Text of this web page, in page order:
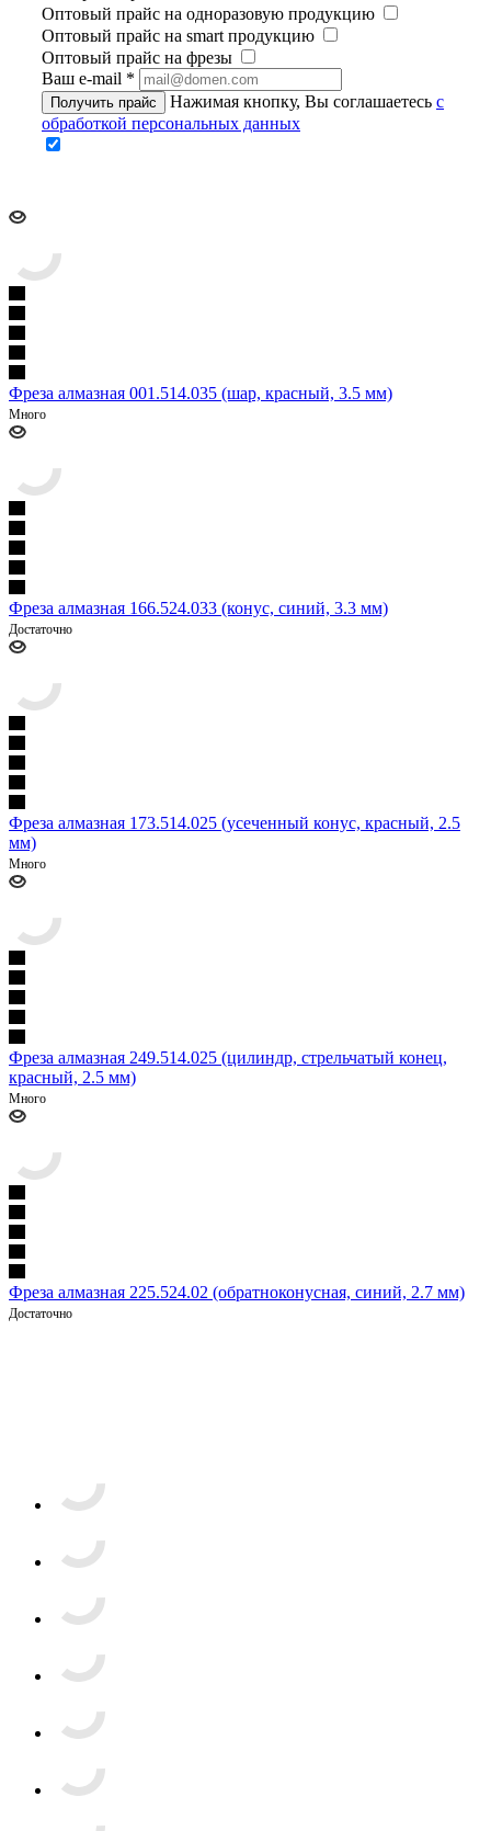
Оптовый прайс на одноразовую продукцию
Оптовый прайс на smart продукцию
Оптовый прайс на фрезы
Ваш e-mail *
Получить прайс Нажимая кнопку, Вы соглашаетесь с
обработкой персональных данных
Фреза алмазная 001.514.035 (шар, красный, 3.5 мм)
Много
Фреза алмазная 166.524.033 (конус, синий, 3.3 мм)
Достаточно
Фреза алмазная 173.514.025 (усеченный конус, красный, 2.5
мм)
Много
Фреза алмазная 249.514.025 (цилиндр, стрельчатый конец,
красный, 2.5 мм)
Много
Фреза алмазная 225.524.02 (обратноконусная, синий, 2.7 мм)
Достаточно